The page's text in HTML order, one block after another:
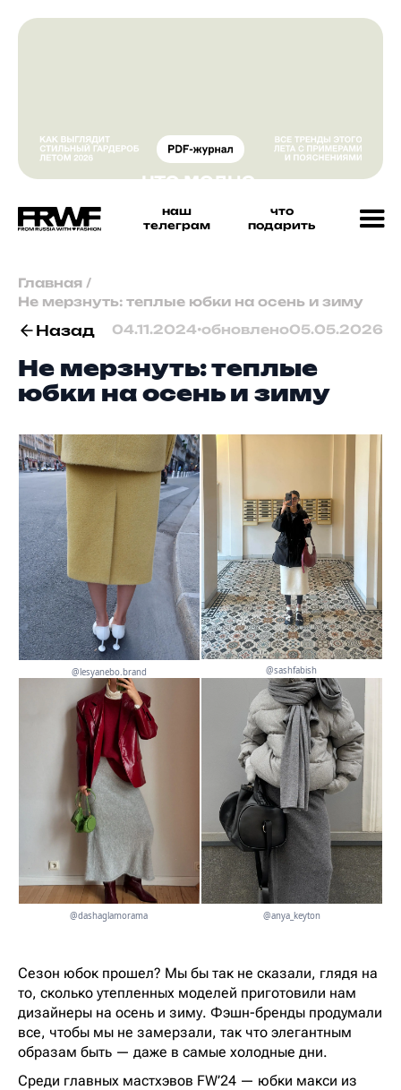
наш
телеграм
что
подарить
Главная /
Не мерзнуть: теплые юбки на осень и зиму
Назад 04.11.2024•обновлено05.05.2026
Не мерзнуть: теплые
юбки на осень и зиму
@lesyanebo.brand @sashfabish
@dashaglamorama @anya_keyton
Сезон юбок прошел? Мы бы так не сказали, глядя на
то, сколько утепленных моделей приготовили нам
дизайнеры на осень и зиму. Фэшн-бренды продумали
все, чтобы мы не замерзали, так что элегантным
образам быть — даже в самые холодные дни.
Среди главных мастхэвов FW’24 — юбки макси из